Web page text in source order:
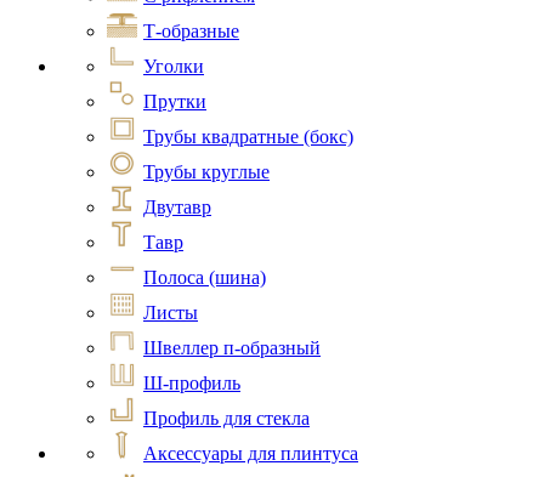
Т-образные
Уголки
Прутки
Трубы квадратные (бокс)
Трубы круглые
Двутавр
Тавр
Полоса (шина)
Листы
Швеллер п-образный
Ш-профиль
Профиль для стекла
Аксессуары для плинтуса